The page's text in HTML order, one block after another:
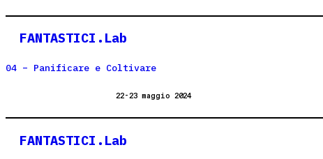
FANTASTICI.Lab
04 – Panificare e Coltivare
22-23 maggio 2024
FANTASTICI.Lab